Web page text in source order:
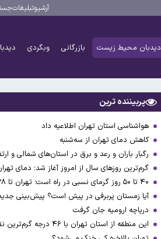
آرشیوتبلیغات
دیدبان محیط زیست بازرگانی وبگردی
پربیننده ترین
هواشناسی استان تهران اطلاعیه داد
کاهش دمای تهران از سه‌شنبه
رگبار باران و رعد و برق در استان‌های شمالی و
گرم‌ترین روزهای سال از امروز آغاز شد؛ دمای تهران ۴۲
آیا زمستان پربرفی در پیش است؟ پیش‌بینی
دریاچه ارومیه جان گرفت
این منطقه از استان تهران با ۴۶ درجه گرم‌ترین نقطه شد